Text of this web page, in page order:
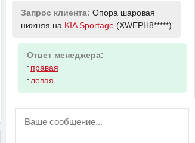
Запрос клиента: Опора шаровая
нижняя на KIA Sportage(XWEPH8*****)
Ответ менеджера:
- правая
- левая
ВНИМАНИЕ!